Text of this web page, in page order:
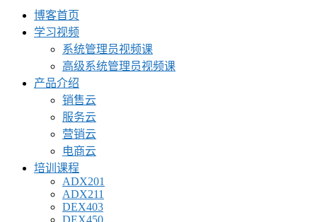
博客首页
学习视频
系统管理员视频课
高级系统管理员视频课
产品介绍
销售云
服务云
营销云
电商云
培训课程
ADX201
ADX211
DEX403
DEX450